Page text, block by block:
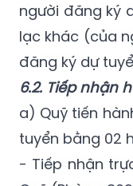
người đăng ký
lạc khác (của
đăng ký dự
6.2. Tiếp nhận
a) Quỹ tiến
tuyển bằng 02
- Tiếp nhận